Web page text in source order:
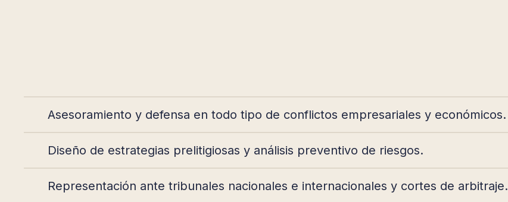
Asesoramiento y defensa en todo tipo de conflictos empresariales y económicos.
Diseño de estrategias prelitigiosas y análisis preventivo de riesgos.
Representación ante tribunales nacionales e internacionales y cortes de arbitraje.